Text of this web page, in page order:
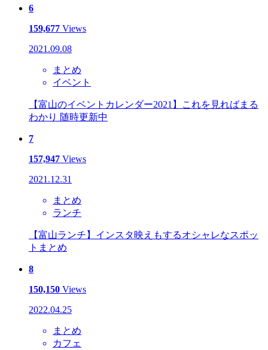
6
159,677 Views
2021.09.08
まとめ
イベント
【富山のイベントカレンダー2021】これを見ればまる
わかり 随時更新中
7
157,947 Views
2021.12.31
まとめ
ランチ
【富山ランチ】インスタ映えもするオシャレなスポッ
トまとめ
8
150,150 Views
2022.04.25
まとめ
カフェ